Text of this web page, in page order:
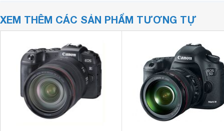
XEM THÊM CÁC SẢN PHẨM TƯƠNG TỰ